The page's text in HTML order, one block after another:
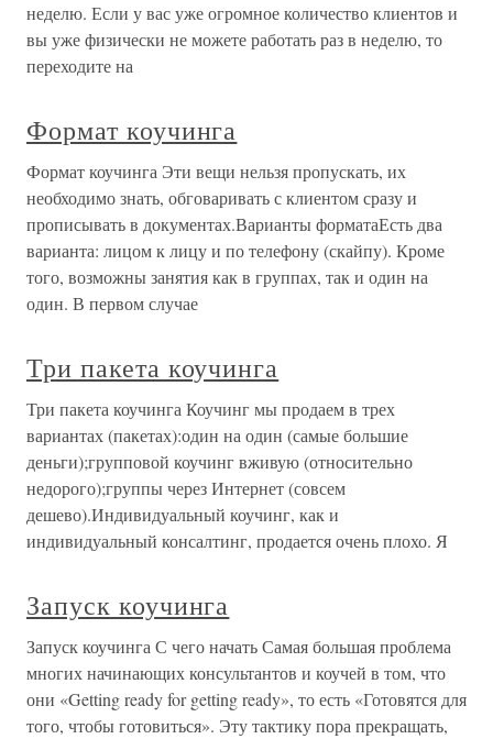
неделю. Если у вас уже огромное количество клиентов и
вы уже физически не можете работать раз в неделю, то
переходите на
Формат коучинга
Формат коучинга Эти вещи нельзя пропускать, их
необходимо знать, обговаривать с клиентом сразу и
прописывать в документах.Варианты форматаЕсть два
варианта: лицом к лицу и по телефону (скайпу). Кроме
того, возможны занятия как в группах, так и один на
один. В первом случае
Три пакета коучинга
Три пакета коучинга Коучинг мы продаем в трех
вариантах (пакетах):один на один (самые большие
деньги);групповой коучинг вживую (относительно
недорого);группы через Интернет (совсем
дешево).Индивидуальный коучинг, как и
индивидуальный консалтинг, продается очень плохо. Я
Запуск коучинга
Запуск коучинга С чего начать Самая большая проблема
многих начинающих консультантов и коучей в том, что
они «Getting ready for getting ready», то есть «Готовятся для
того, чтобы готовиться». Эту тактику пора прекращать,